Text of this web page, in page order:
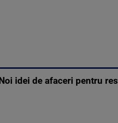
Noi idei de afaceri pentru